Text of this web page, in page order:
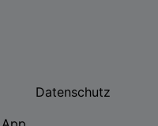
Datenschutz